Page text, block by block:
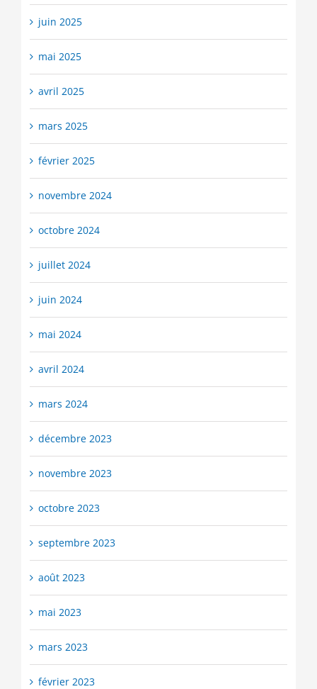
juin 2025
mai 2025
avril 2025
mars 2025
février 2025
novembre 2024
octobre 2024
juillet 2024
juin 2024
mai 2024
avril 2024
mars 2024
décembre 2023
novembre 2023
octobre 2023
septembre 2023
août 2023
mai 2023
mars 2023
février 2023